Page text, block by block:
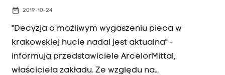
date_range 2019-10-24
"Decyzja o możliwym wygaszeniu pieca w
krakowskiej hucie nadal jest aktualna" -
informują przedstawiciele ArcelorMittal,
właściciela zakładu. Ze względu na